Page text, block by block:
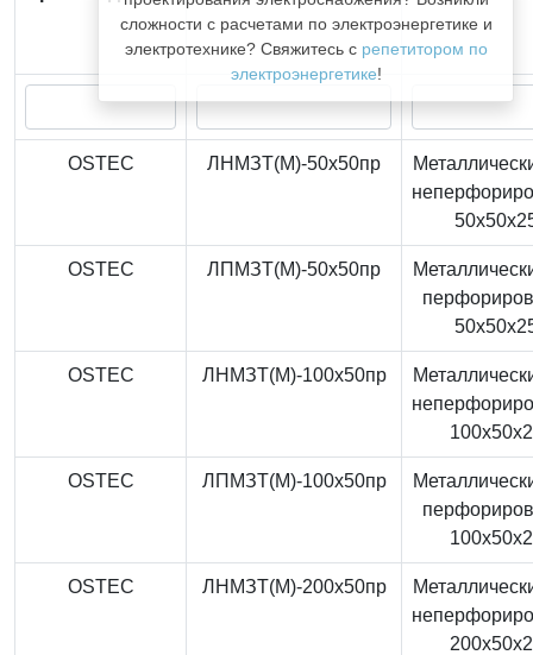
сложности с расчетами по электроэнергетике и
электротехнике? Свяжитесь с репетитором по
электроэнергетике!
OSTEC ЛНМЗТ(М)-50x50пр
OSTEC ЛПМЗТ(М)-50x50пр
OSTEC ЛНМЗТ(М)-100x50пр
OSTEC ЛПМЗТ(М)-100x50пр
OSTEC ЛНМЗТ(М)-200x50пр